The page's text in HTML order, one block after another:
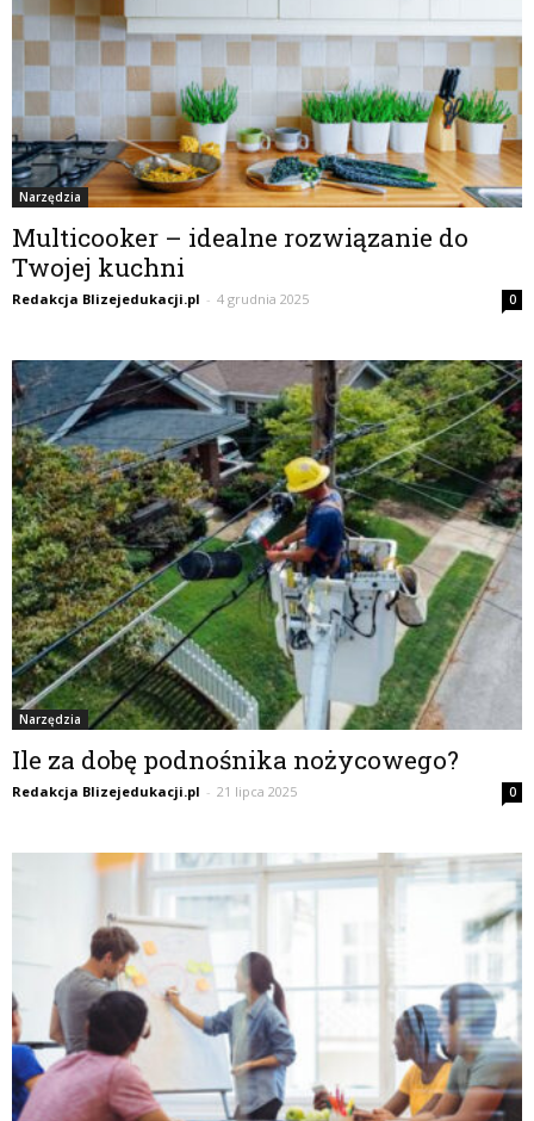
Narzędzia
Multicooker – idealne rozwiązanie do
Twojej kuchni
Redakcja Blizejedukacji.pl - 4 grudnia 2025 0
Narzędzia
Ile za dobę podnośnika nożycowego?
Redakcja Blizejedukacji.pl - 21 lipca 2025 0